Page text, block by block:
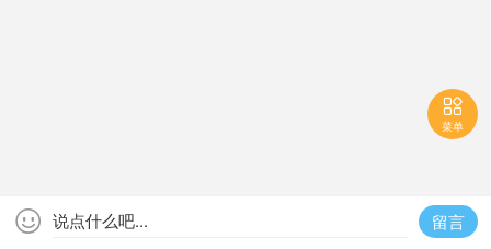
 说点什么吧... 留言

菜单